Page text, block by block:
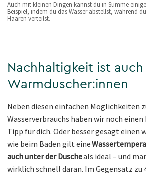
Auch mit kleinen Dingen kannst du in Summe
Beispiel, indem du das Wasser abstellst, während
Haaren verteilst.
Nachhaltigkeit ist
Warmduscher:innen
Neben diesen einfachen Möglichkeiten
Wasserverbrauchs haben wir noch
Tipp für dich. Oder besser gesagt einen
wie beim Baden gilt eine
auch unter der Duscheals ideal – und
wirklich schnell daran. Im Gegensatz zu